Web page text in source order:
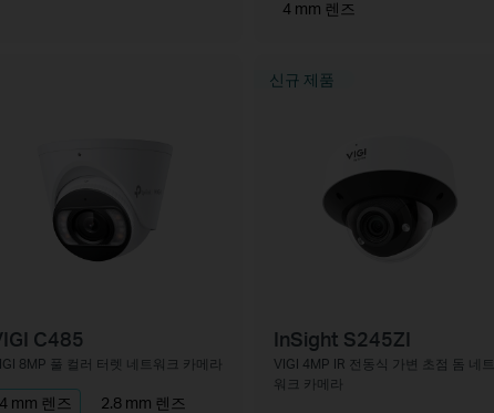
4 mm 렌즈
C485
8MP 풀 컬러 터렛 네트워크 카메라
mm 렌즈 2.8 mm 렌즈
신규 제품
InSight S245ZI
VIGI 4MP IR 전동식 가변 초점 돔 네트
워크 카메라